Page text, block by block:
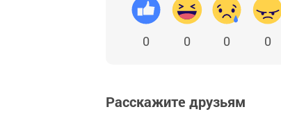
0 0 0 0
Расскажите друзьям